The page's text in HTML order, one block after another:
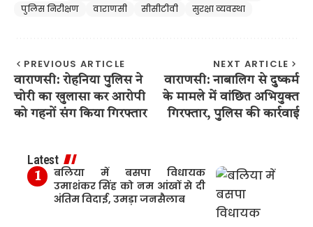
पुलिस निरीक्षण
वाराणसी सीसीटीवी सुरक्षा व्यवस्था
PREVIOUS ARTICLE
वाराणसी: रोहनिया पुलिस ने
चोरी का खुलासा कर आरोपी
को गहनों संग किया गिरफ्तार
NEXT ARTICLE
वाराणसी: नाबालिग से दुष्कर्म
के मामले में वांछित अभियुक्त
गिरफ्तार, पुलिस की कार्रवाई
Latest
बलिया में बसपा विधायक
उमाशंकर सिंह को नम आंखों से दी
अंतिम विदाई, उमड़ा जनसैलाब